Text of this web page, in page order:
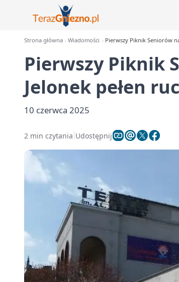
Strona główna Wiadomości Pierwszy Piknik Seniorów
Pierwszy Piknik
Jelonek pełen
10 czerwca 2025
2 min czytania Udostępnij